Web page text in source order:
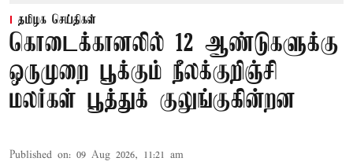
தமிழக செய்திகள்
கொடைக்கானலில் 12 ஆண்டுகளுக்கு
ஒருமுறை பூக்கும் நீலக்குறிஞ்சி
மலர்கள் பூத்துக் குலுங்குகின்றன
Published on: 09 Aug 2026, 11:21 am